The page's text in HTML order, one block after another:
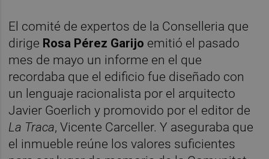
El comité de expertos de la Conselleria que
dirige Rosa Pérez Garijo emitió el pasado
mes de mayo un informe en el que
recordaba que el edificio fue diseñado con
un lenguaje racionalista por el arquitecto
Javier Goerlich y promovido por el editor de
La Traca, Vicente Carceller. Y aseguraba que
el inmueble reúne los valores suficientes